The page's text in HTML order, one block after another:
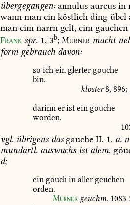
übergegangen:annulus aureus in
wann man ein köstlich ding übel
man eim narrn gelt, eim gauchen
Frank spr. 1, 3b; Murner macht
form gebrauch davon:
so ich ein glerter gouche
bin.
kloster 8, 896;
darinn er ist ein gouche
worden.
vgl. übrigens das gauche II, 1, a.
mundartl. auswuchs istalem.
d;
ein gouch in aller geuchen
orden.
Murner geuchm. 1083